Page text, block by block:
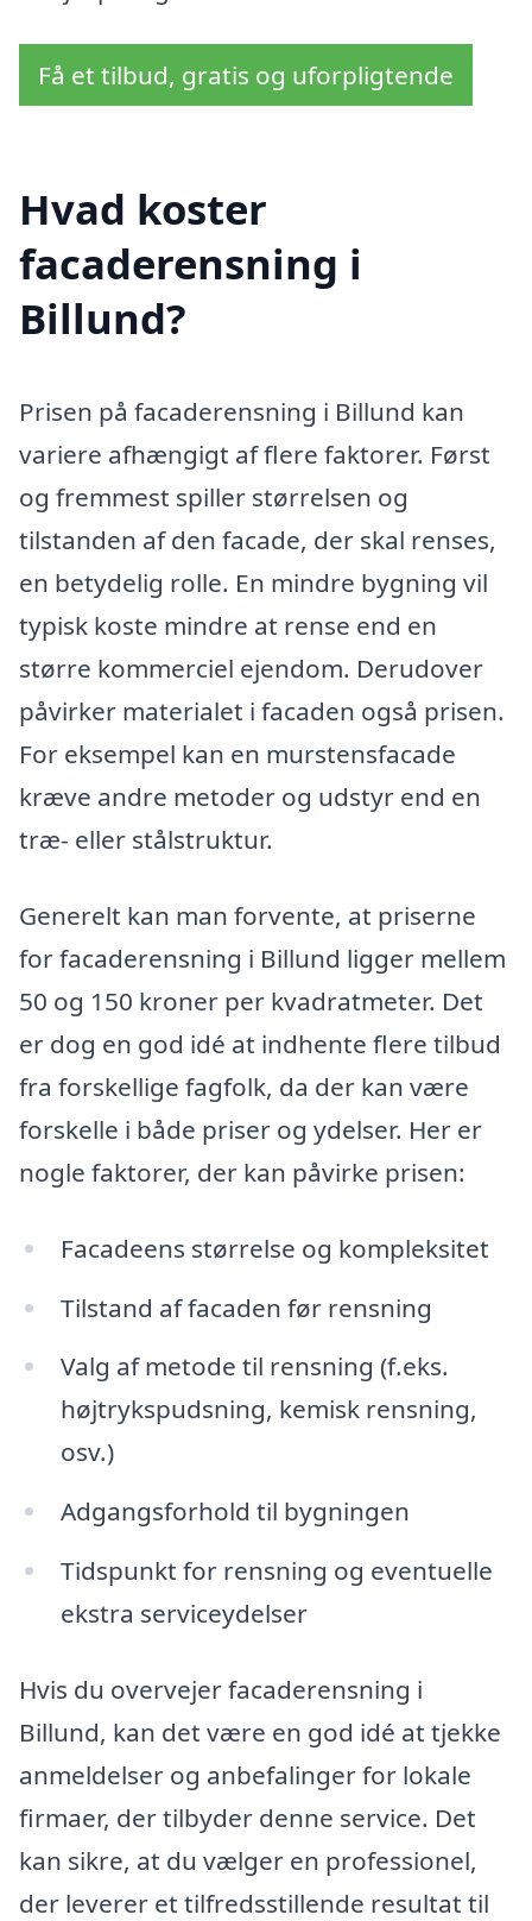
Få et tilbud, gratis og uforpligtende
Hvad koster
facaderensning i
Billund?
Prisen på facaderensning i Billund kan
variere afhængigt af flere faktorer. Først
og fremmest spiller størrelsen og
tilstanden af den facade, der skal renses,
en betydelig rolle. En mindre bygning vil
typisk koste mindre at rense end en
større kommerciel ejendom. Derudover
påvirker materialet i facaden også prisen.
For eksempel kan en murstensfacade
kræve andre metoder og udstyr end en
træ- eller stålstruktur.
Generelt kan man forvente, at priserne
for facaderensning i Billund ligger mellem
50 og 150 kroner per kvadratmeter. Det
er dog en god idé at indhente flere tilbud
fra forskellige fagfolk, da der kan være
forskelle i både priser og ydelser. Her er
nogle faktorer, der kan påvirke prisen:
Facadeens størrelse og kompleksitet
Tilstand af facaden før rensning
Valg af metode til rensning (f.eks.
højtrykspudsning, kemisk rensning,
osv.)
Adgangsforhold til bygningen
Tidspunkt for rensning og eventuelle
ekstra serviceydelser
Hvis du overvejer facaderensning i
Billund, kan det være en god idé at tjekke
anmeldelser og anbefalinger for lokale
firmaer, der tilbyder denne service. Det
kan sikre, at du vælger en professionel,
der leverer et tilfredsstillende resultat til